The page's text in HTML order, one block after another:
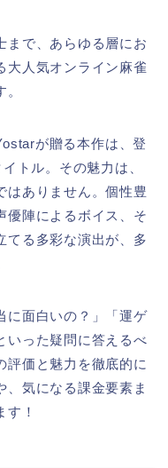
まで、あらゆる層にお
大人気オンライン麻雀
。
が贈る本作は、登
トル。その魅力は、
はありません。個性豊
優陣によるボイス、そ
てる多彩な演出が、多
に面白いの？」「運ゲ
いった疑問に答えるべ
評価と魅力を徹底的に
、気になる課金要素ま
す！